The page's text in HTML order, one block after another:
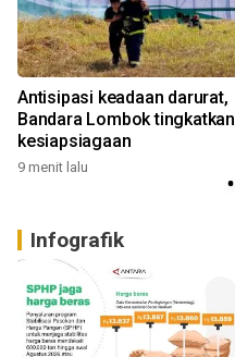
Antisipasi keadaan darurat,
Bandara Lombok tingkatkan
kesiapsiagaan
9 menit lalu
Infografik